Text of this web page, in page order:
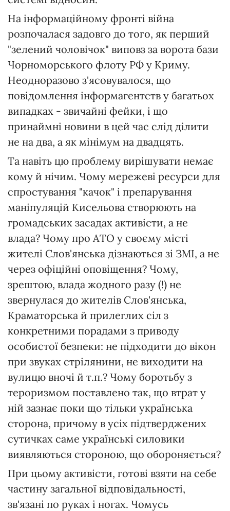
На інформаційному фронті війна
розпочалася задовго до того, як перший
"зелений чоловічок" виповз за ворота бази
Чорноморського флоту РФ у Криму.
Неодноразово з'ясовувалося, що
повідомлення інформагентств у багатьох
випадках - звичайні фейки, і що
принаймні новини в цей час слід ділити
не на два, а як мінімум на двадцять.
Та навіть цю проблему вирішувати немає
кому й нічим. Чому мережеві ресурси для
спростування "качок" і препарування
маніпуляцій Кисельова створюють на
громадських засадах активісти, а не
влада? Чому про АТО у своєму місті
жителі Слов'янська дізнаються зі ЗМІ, а не
через офіційні оповіщення? Чому,
зрештою, влада жодного разу (!) не
звернулася до жителів Слов'янська,
Краматорська й прилеглих сіл з
конкретними порадами з приводу
особистої безпеки: не підходити до вікон
при звуках стрілянини, не виходити на
вулицю вночі й т.п.? Чому боротьбу з
тероризмом поставлено так, що втрат у
ній зазнає поки що тільки українська
сторона, причому в усіх підтверджених
сутичках саме українські силовики
виявляються стороною, що обороняється?
При цьому активісти, готові взяти на себе
частину загальної відповідальності,
зв'язані по руках і ногах. Чомусь